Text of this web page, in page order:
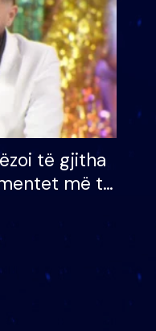
të gjitha
më të
kur…